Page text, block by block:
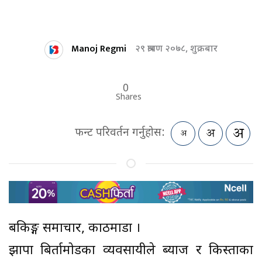
Manoj Regmi २९ श्रावण २०७८, शुक्रबार
0
Shares
फन्ट परिवर्तन गर्नुहोस:
बैंकिङ्ग समाचार, काठमाडौं ।
झापा बिर्तामोडका व्यवसायीले ब्याज र किस्ताका